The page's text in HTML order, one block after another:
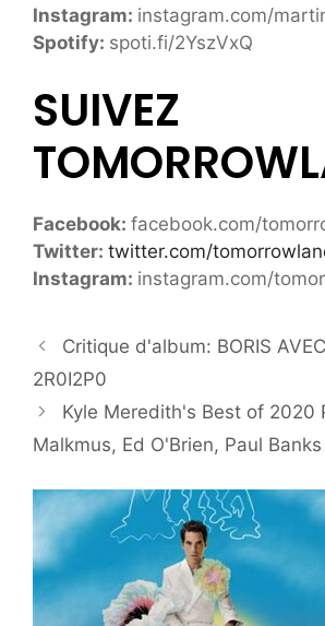
Instagram: instagram.com/
Spotify: spoti.fi/2YszVxQ
SUIVEZ
Facebook: facebook.com/
Twitter: twitter.com/
Instagram: instagram.com/
Critique d'album: BORIS
2R0I2P0
Kyle Meredith's Best of 2020
Malkmus, Ed O'Brien, Paul